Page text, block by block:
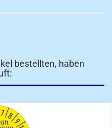
bestellten, haben